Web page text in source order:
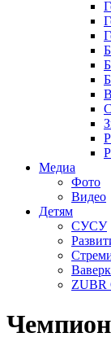
Медиа
Фото
Видео
Детям
СУСУ
ZUBR